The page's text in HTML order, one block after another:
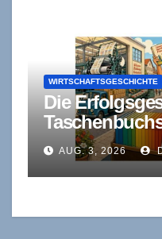
WIRTSCHAFTSGESCHICHTE
Die
AUG. 3, 2026